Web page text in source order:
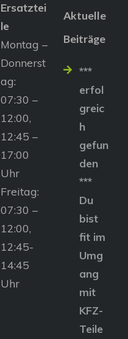
Ersatztei
le
Montag –
Donnerst
ag:
07:30 –
12:00,
12:45 –
17:00
Uhr
Freitag:
07:30 –
12:00,
12:45-
14:45
Uhr
Aktuelle
Beiträge
***
erfol
greic
h
gefun
den
***
Du
bist
fit im
Umg
ang
mit
KFZ-
Teile